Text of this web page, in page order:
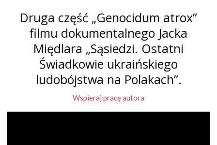
Druga część „Genocidum atrox”
filmu dokumentalnego Jacka
Międlara „Sąsiedzi. Ostatni
Świadkowie ukraińskiego
ludobójstwa na Polakach”.
Wspieraj pracę autora